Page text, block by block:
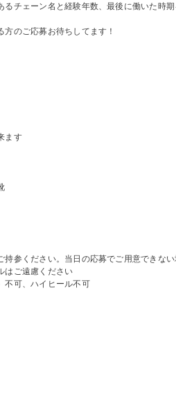
るチェーン名と経験年数、最後に働いた時
のご応募お待ちしてます！
ます
持参ください。当日の応募でご用意できな
はご遠慮ください
不可、ハイヒール不可